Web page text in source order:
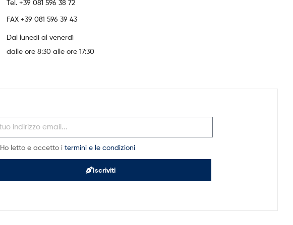
Tel. +39 081 596 38 72
FAX +39 081 596 39 43
Dal lunedì al venerdì
dalle ore 8:30 alle ore 17:30
Ho letto e accetto itermini e le condizioni
Iscriviti